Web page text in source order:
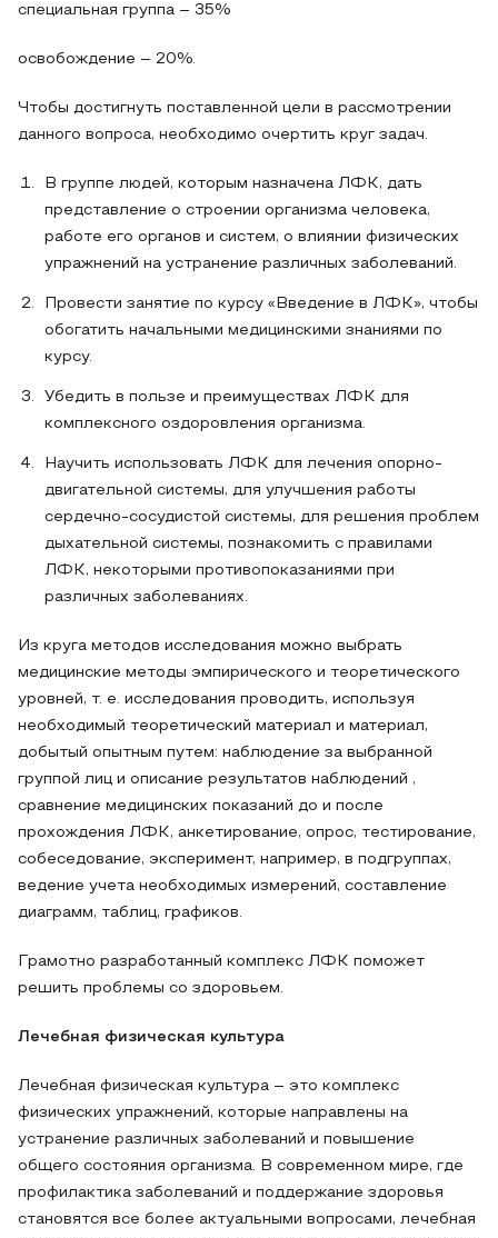
специальная группа – 35%
освобождение – 20%.
Чтобы достигнуть поставленной цели в рассмотрении
данного вопроса, необходимо очертить круг задач.
В группе людей, которым назначена ЛФК, дать
представление о строении организма человека,
работе его органов и систем, о влиянии физических
упражнений на устранение различных заболеваний.
Провести занятие по курсу «Введение в ЛФК», чтобы
обогатить начальными медицинскими знаниями по
курсу.
Убедить в пользе и преимуществах ЛФК для
комплексного оздоровления организма.
Научить использовать ЛФК для лечения опорно-
двигательной системы, для улучшения работы
сердечно-сосудистой системы, для решения проблем
дыхательной системы, познакомить с правилами
ЛФК, некоторыми противопоказаниями при
различных заболеваниях.
Из круга методов исследования можно выбрать
медицинские методы эмпирического и теоретического
уровней, т. е. исследования проводить, используя
необходимый теоретический материал и материал,
добытый опытным путем: наблюдение за выбранной
группой лиц и описание результатов наблюдений ,
сравнение медицинских показаний до и после
прохождения ЛФК, анкетирование, опрос, тестирование,
собеседование, эксперимент, например, в подгруппах,
ведение учета необходимых измерений, составление
диаграмм, таблиц, графиков.
Грамотно разработанный комплекс ЛФК поможет
решить проблемы со здоровьем.
Лечебная физическая культура
Лечебная физическая культура – это комплекс
физических упражнений, которые направлены на
устранение различных заболеваний и повышение
общего состояния организма. В современном мире, где
профилактика заболеваний и поддержание здоровья
становятся все более актуальными вопросами, лечебная